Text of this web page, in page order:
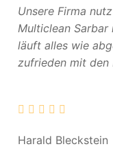
Unsere Firma
Multiclean Sarbar
läuft alles wie
zufrieden mit den
Harald Bleckstein